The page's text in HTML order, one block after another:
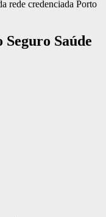
rede credenciada Porto
Saúde